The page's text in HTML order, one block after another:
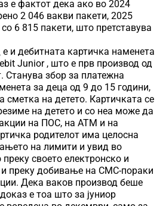
е фактот дека ако во 2024
2 046 вакви пакети, 2025
6 815 пакети, што претставува
и дебитната картичка наменета
Junior , што е прв производ од
Станува збор за платежна
за деца од 9 до 15 години,
сметка на детето. Картичката се
на детето и со неа може да
на ПОС, на АТМ и на
родителот има целосна
на лимити и увид во
своето електронско и
преку добивање на СМС-пораки
Дека ваков производ беше
е тоа што за јуниор